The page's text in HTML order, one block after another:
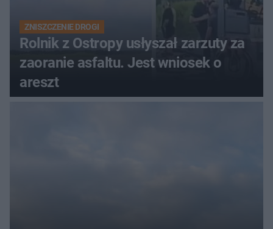
ZNISZCZENIE DROGI
Rolnik z Ostropy usłyszał zarzuty za
zaoranie asfaltu. Jest wniosek o
areszt